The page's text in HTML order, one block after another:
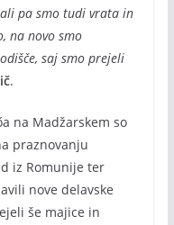
pa smo tudi vrata in
na novo smo
saj smo prejeli
.
na Madžarskem so
praznovanju
iz Romunije ter
nove delavske
še majice in